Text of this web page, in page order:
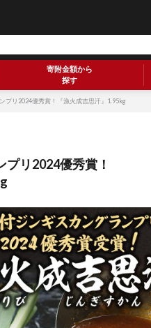
寄附金額から
探す
プリ2024優秀賞！『漁火成吉思汗』1.95kg
リ2024優秀賞！